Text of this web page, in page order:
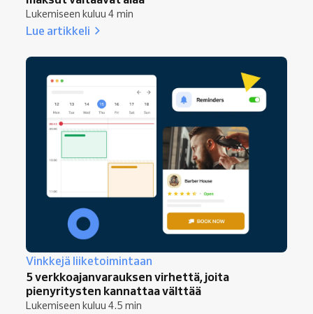
Lukemiseen kuluu 4 min
Lue artikkeli
Vinkkejä liiketoimintaan
5 verkkoajanvarauksen virhettä, joita
pienyritysten kannattaa välttää
Lukemiseen kuluu 4.5 min